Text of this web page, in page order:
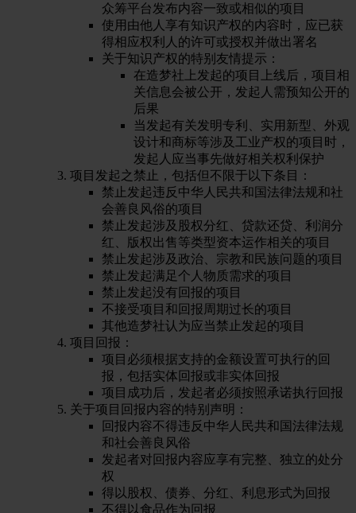
众筹平台发布内容一致或相似的项目
使用由他人享有知识产权的内容时，应已获
得相应权利人的许可或授权并做出署名
关于知识产权的特别友情提示：
在造梦社上发起的项目上线后，项目相
关信息会被公开，发起人需预知公开的
后果
当发起有关发明专利、实用新型、外观
设计和商标等涉及工业产权的项目时，
发起人应当事先做好相关权利保护
项目发起之禁止，包括但不限于以下条目：
禁止发起违反中华人民共和国法律法规和社
会善良风俗的项目
禁止发起涉及股权分红、贷款还贷、利润分
红、版权出售等类型资本运作相关的项目
禁止发起涉及政治、宗教和民族问题的项目
禁止发起满足个人物质需求的项目
禁止发起没有回报的项目
不接受项目和回报周期过长的项目
其他造梦社认为应当禁止发起的项目
项目回报：
项目必须根据支持的金额设置可执行的回
报，包括实体回报或非实体回报
项目成功后，发起者必须按照承诺执行回报
关于项目回报内容的特别声明：
回报内容不得违反中华人民共和国法律法规
和社会善良风俗
发起者对回报内容应享有完整、独立的处分
权
得以股权、债券、分红、利息形式为回报
不得以食品作为回报